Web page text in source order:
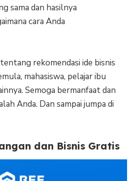
sama dan hasilnya
cara Anda
rekomendasi ide bisnis
mahasiswa, pelajar ibu
Semoga bermanfaat dan
Anda. Dan sampai jumpa di
dan Bisnis Gratis